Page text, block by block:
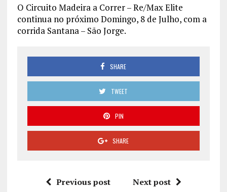
O Circuito Madeira a Correr – Re/Max Elite
continua no próximo Domingo, 8 de Julho, com a
corrida Santana – São Jorge.
SHARE
TWEET
PIN
SHARE
Previous post Next post